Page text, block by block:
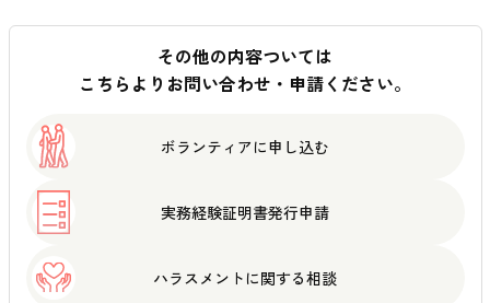
その他の内容ついては
こちらよりお問い合わせ・申請ください。
ボランティアに申し込む
実務経験証明書発行申請
ハラスメントに関する相談